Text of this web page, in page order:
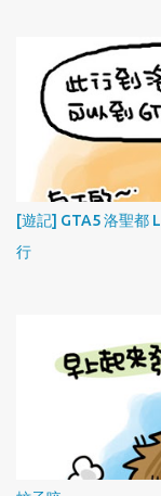
[遊記] GTA5 洛聖都
行